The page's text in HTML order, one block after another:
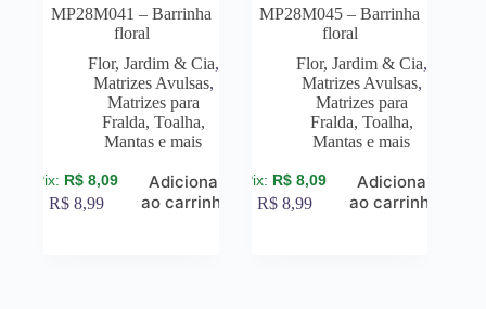
MP28M041 – Barrinha
floral
Flor, Jardim & Cia,
Matrizes Avulsas,
Matrizes para
Fralda, Toalha,
Mantas e mais
R$ 8,09
R$ 8,99
Adicionar
ao carrinho
MP28M045 – Barrinha
floral
Flor, Jardim & Cia,
Matrizes Avulsas,
Matrizes para
Fralda, Toalha,
Mantas e mais
R$ 8,09
R$ 8,99
Adicionar
ao carrinho